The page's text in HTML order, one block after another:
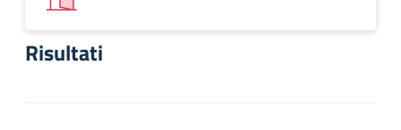
Risultati